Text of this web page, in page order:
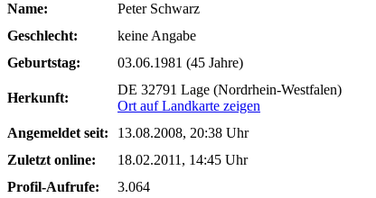
Name:
Peter Schwarz
Geschlecht:
keine Angabe
Geburtstag:
03.06.1981 (45 Jahre)
Herkunft:
DE 32791 Lage (Nordrhein-Westfalen)
Ort auf Landkarte zeigen
Angemeldet seit:
13.08.2008, 20:38 Uhr
Zuletzt online:
18.02.2011, 14:45 Uhr
Profil-Aufrufe:
3.064